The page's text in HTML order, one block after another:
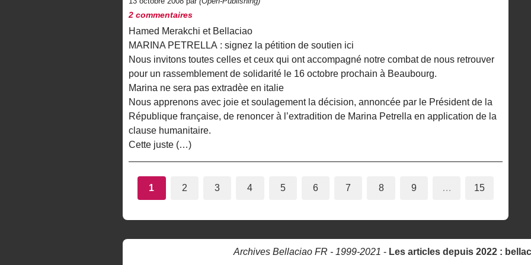
2 commentaires
Hamed Merakchi et Bellaciao
MARINA PETRELLA : signez la pétition de soutien ici
Nous invitons toutes celles et ceux qui ont accompagné notre combat de nous retrouver
pour un rassemblement de solidarité le 16 octobre prochain à Beaubourg.
Marina ne sera pas extradèe en italie
Nous apprenons avec joie et soulagement la décision, annoncée par le Président de la
République française, de renoncer à l’extradition de Marina Petrella en application de la
clause humanitaire.
Cette juste (…)
1 2 3 4 5 6 7 8 9 … 15
Archives Bellaciao FR - 1999-2021 - Les articles depuis 2022 :